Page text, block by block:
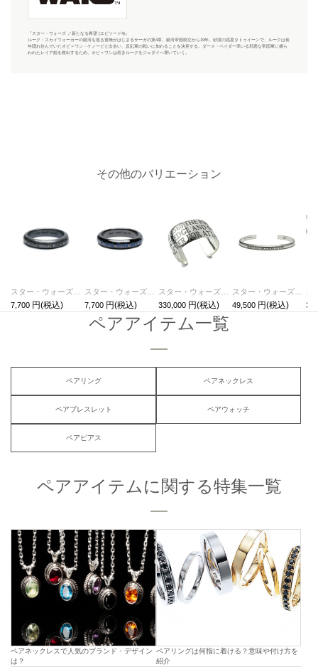
『スター・ウォーズ ／新たなる希望 (エピソード4)』
ルーク・スカイウォーカーの銀河を巡る冒険がはじまるサーガの第4章。銀河帝国樹立から19年。砂漠の惑星タトゥイーンで、ルークは長
年隠れ住んでいたオビ＝ワン・ケノービと出会い、反乱軍の戦いに加わることを決意する。ダース・ベイダー率いる邪悪な帝国軍に捕ら
われたレイア姫を救出するため、オビ＝ワンは若きルークをジェダイへ導いていく。
その他のバリエーション
スター・ウォーズ"STARWARS™" イントロダクトメッセージリング-シルバー
7,700
スター・ウォーズ"STARWARS™" イントロダクトメッセージリング-ブラック
7,700
スター・ウォーズ"STARWARS™"メッセージバングルL/ブレスレット
330,000
スター・ウォーズ"STARWARS™"メッセージバングルS/ブレスレット
49,500
ペアアイテム一覧
ペアリング ペアネックレス
ペアブレスレット ペアウォッチ
ペアピアス
ペアアイテムに関する特集一覧
ペアネックレスで人気のブランド・デザイン
は？
ペアリングは何指に着ける？意味や付け方を
紹介